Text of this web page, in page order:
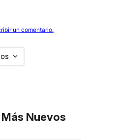
un comentario.
Nuevos